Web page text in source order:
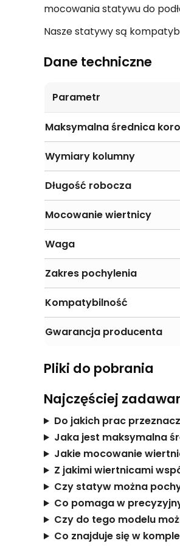
mocowania statywu do
Nasze statywy są
Dane techniczne
Parametr
Maksymalna średnica
Wymiary kolumny
Długość robocza
Mocowanie wiertnicy
Waga
Zakres pochylenia
Kompatybilność
Gwarancja producenta
Pliki do pobrania
Najczęściej
Do jakich prac
Jaka jest maksymalna
Jakie mocowanie
Z jakimi wiertnicami
Czy statyw można
Co pomaga w
Czy do tego modelu
Co znajduje się w